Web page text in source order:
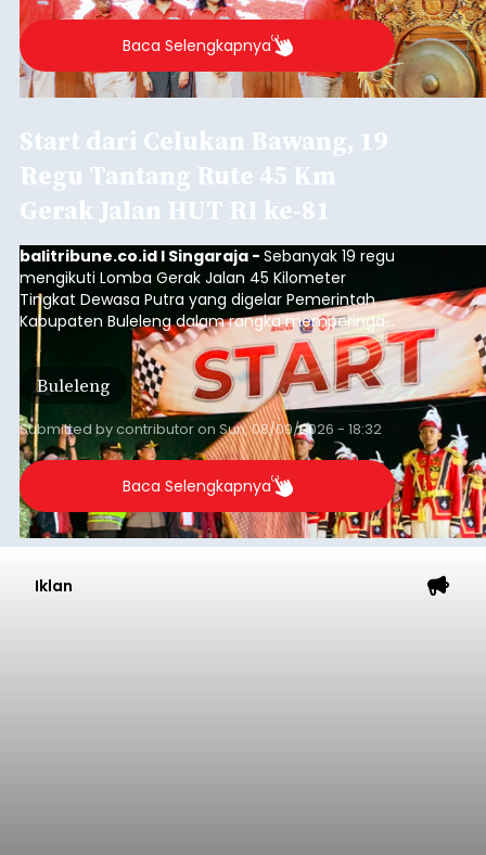
Baca Selengkapnya
Start dari Celukan Bawang, 19
Regu Tantang Rute 45 Km
Gerak Jalan HUT RI ke-81
balitribune.co.id I Singaraja - Sebanyak 19 regu
mengikuti Lomba Gerak Jalan 45 Kilometer
Tingkat Dewasa Putra yang digelar Pemerintah
Kabupaten Buleleng dalam rangka memperingati
HUT ke-81 Kemerdekaan Republik Indonesia.
Lomba resmi dimulai dari Lapangan Sepak Bola
Desa Celukan Bawang, Sabtu (8/8/2026) malam.
Buleleng
Submitted bycontributoron Sun, 08/09/2026 - 18:32
Baca Selengkapnya
Iklan